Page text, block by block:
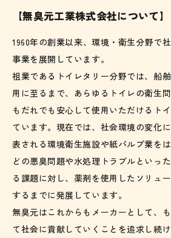
【無臭元工業株式会社について】
1960年の創業以来、環境・衛生分野で
事業を展開しています。
祖業であるトイレタリー分野では、船
用に至るまで、あらゆるトイレの衛生
もだれでも安心して使用いただけるト
ています。現在では、社会環境の変化
表される環境衛生施設や紙パルプ業を
どの悪臭問題や水処理トラブルといっ
る課題に対し、薬剤を使用したソリュ
するまでに発展しています。
無臭元はこれからもメーカーとして、
て社会に貢献していくことを追求し続